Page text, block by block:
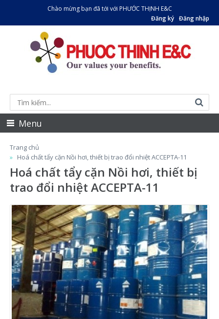
Chào mừng bạn đã tới với PHƯỚC THỊNH E&C
Đăng ký Đăng nhập
Menu
Trang chủ
Hoá chất tẩy cặn Nồi hơi, thiết bị trao đổi nhiệt ACCEPTA-11
Hoá chất tẩy cặn Nồi hơi, thiết bị
trao đổi nhiệt ACCEPTA-11